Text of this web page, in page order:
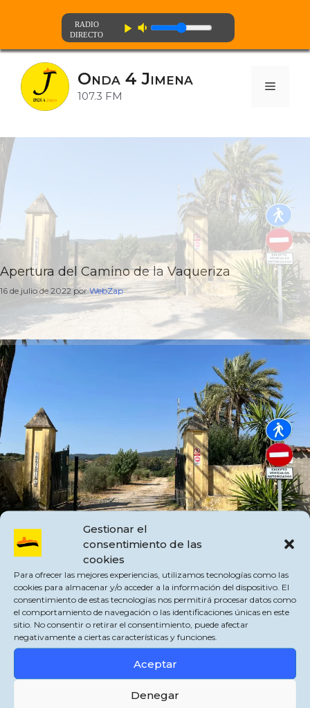
Gestionar el
consentimiento de las
cookies
Para ofrecer las mejores experiencias, utilizamos tecnologías como las
cookies para almacenar y/o acceder a la información del dispositivo. El
consentimiento de estas tecnologías nos permitirá procesar datos como
el comportamiento de navegación o las identificaciones únicas en este
sitio. No consentir o retirar el consentimiento, puede afectar
negativamente a ciertas características y funciones.
Aceptar
Denegar
Saltar
contenido
play_arrow volume_down
Onda 4 Jimena
107.3 FM
Menú
Apertura del Camino de la Vaqueriza
16 de julio de 2022 porWebZap
El Ayuntamiento de Jimena de la Frontera y la propiedad de la vaqueriza
llegan a un acuerdo para la apertura del camino, ante las buenas relaciones de
ambas partes.
Comparte esto:
WhatsApp